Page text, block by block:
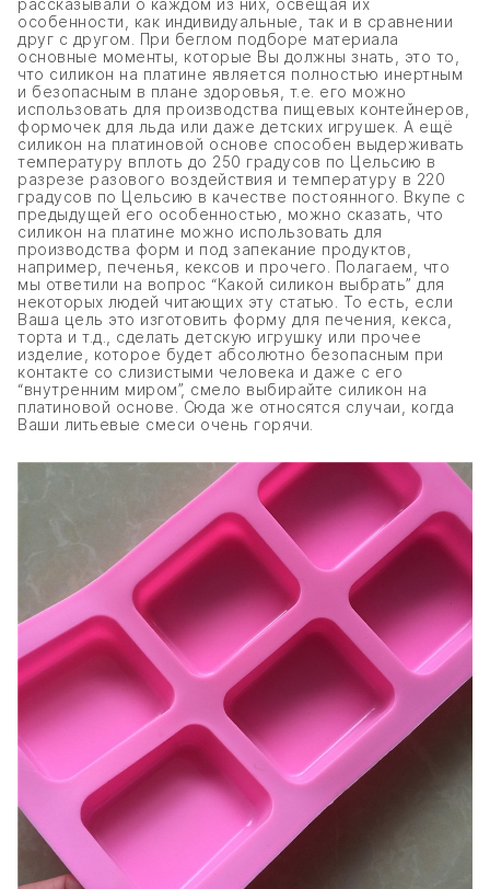
рассказывали о каждом из них, освещая их
особенности, как индивидуальные, так и в сравнении
друг с другом. При беглом подборе материала
основные моменты, которые Вы должны знать, это то,
что силикон на платине является полностью инертным
и безопасным в плане здоровья, т.е. его можно
использовать для производства пищевых контейнеров,
формочек для льда или даже детских игрушек. А ещё
силикон на платиновой основе способен выдерживать
температуру вплоть до 250 градусов по Цельсию в
разрезе разового воздействия и температуру в 220
градусов по Цельсию в качестве постоянного. Вкупе с
предыдущей его особенностью, можно сказать, что
силикон на платине можно использовать для
производства форм и под запекание продуктов,
например, печенья, кексов и прочего. Полагаем, что
мы ответили на вопрос “Какой силикон выбрать” для
некоторых людей читающих эту статью. То есть, если
Ваша цель это изготовить форму для печения, кекса,
торта и т.д., сделать детскую игрушку или прочее
изделие, которое будет абсолютно безопасным при
контакте со слизистыми человека и даже с его
“внутренним миром”, смело выбирайте силикон на
платиновой основе. Сюда же относятся случаи, когда
Ваши литьевые смеси очень горячи.